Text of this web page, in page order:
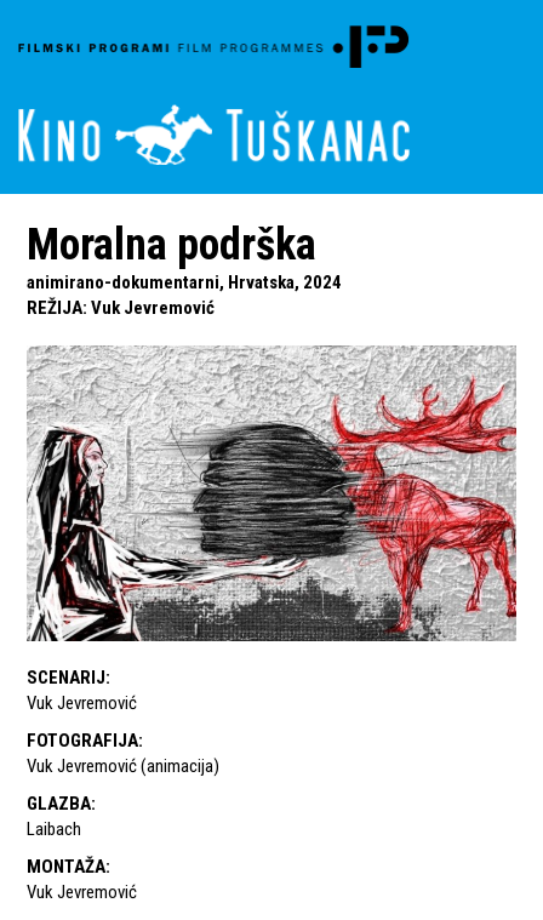
Moralna podrška
animirano-dokumentarni, Hrvatska, 2024
REŽIJA: Vuk Jevremović
SCENARIJ:
Vuk Jevremović
FOTOGRAFIJA:
Vuk Jevremović (animacija)
GLAZBA:
Laibach
MONTAŽA:
Vuk Jevremović